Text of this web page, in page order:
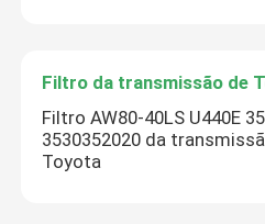
Filtro da transmissão de
Filtro AW80-40LS U440E
3530352020 da
Toyota